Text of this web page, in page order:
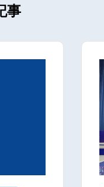
事